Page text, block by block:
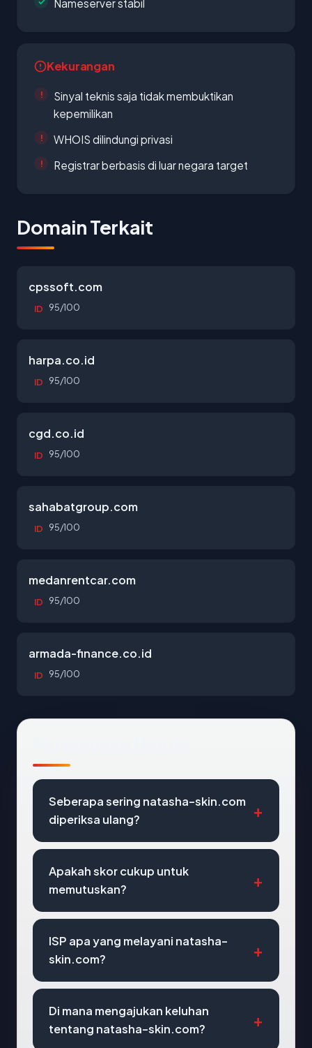
Nameserver stabil
Kekurangan
Sinyal teknis saja tidak membuktikan
kepemilikan
WHOIS dilindungi privasi
Registrar berbasis di luar negara target
Domain Terkait
cpssoft.com
ID 95/100
harpa.co.id
ID 95/100
cgd.co.id
ID 95/100
sahabatgroup.com
ID 95/100
medanrentcar.com
ID 95/100
armada-finance.co.id
ID 95/100
Seberapa sering natasha-skin.com
diperiksa ulang?
Apakah skor cukup untuk
memutuskan?
ISP apa yang melayani natasha-
skin.com?
Di mana mengajukan keluhan
tentang natasha-skin.com?